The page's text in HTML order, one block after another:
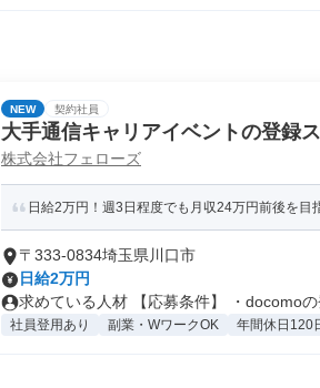
NEW 契約社員
大手通信キャリアイベントの登録
株式会社フェローズ
日給2万円！週3日程度でも月収24万円前後を目
〒333-0834埼玉県川口市
日給2万円
求めている人材 【応募条件】 ・docomoの
社員登用あり 副業・WワークOK 年間休日120